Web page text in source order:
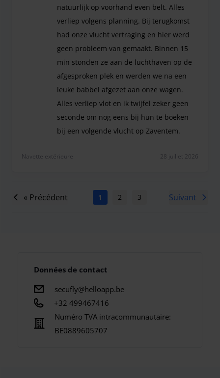
natuurlijk op voorhand even belt. Alles
verliep volgens planning. Bij terugkomst
had onze vlucht vertraging en hier werd
geen probleem van gemaakt. Binnen 15
min stonden ze aan de luchthaven op de
afgesproken plek en werden we na een
leuke babbel afgezet aan onze wagen.
Alles verliep vlot en ik twijfel zeker geen
seconde om nog eens bij hun te boeken
bij een volgende vlucht op Zaventem.
Navette extérieure 28 juillet 2026
« Précédent 1 2 3 5
Suivant
Données de contact
secufly@helloapp.be
+32 499467416
Numéro TVA intracommunautaire:
BE0889605707